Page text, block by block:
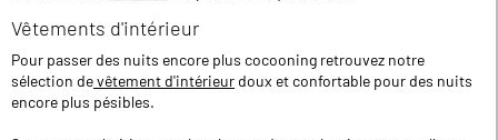
Vêtements d'intérieur
Pour passer des nuits encore plus cocooning retrouvez notre
sélection devêtement d'intérieur doux et confortable pour des nuits
encore plus pésibles.